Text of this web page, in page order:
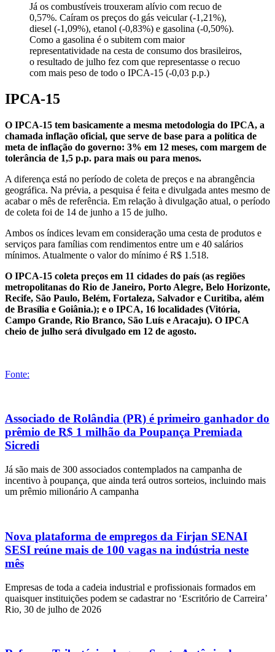
Já os combustíveis trouxeram alívio com recuo de
0,57%. Caíram os preços do gás veicular (-1,21%),
diesel (-1,09%), etanol (-0,83%) e gasolina (-0,50%).
Como a gasolina é o subitem com maior
representatividade na cesta de consumo dos brasileiros,
o resultado de julho fez com que representasse o recuo
com mais peso de todo o IPCA-15 (-0,03 p.p.)
IPCA-15
O IPCA-15 tem basicamente a mesma metodologia do IPCA, a
chamada inflação oficial, que serve de base para a política de
meta de inflação do governo: 3% em 12 meses, com margem de
tolerância de 1,5 p.p. para mais ou para menos.
A diferença está no período de coleta de preços e na abrangência
geográfica. Na prévia, a pesquisa é feita e divulgada antes mesmo de
acabar o mês de referência. Em relação à divulgação atual, o período
de coleta foi de 14 de junho a 15 de julho.
Ambos os índices levam em consideração uma cesta de produtos e
serviços para famílias com rendimentos entre um e 40 salários
mínimos. Atualmente o valor do mínimo é R$ 1.518.
O IPCA-15 coleta preços em 11 cidades do país (as regiões
metropolitanas do Rio de Janeiro, Porto Alegre, Belo Horizonte,
Recife, São Paulo, Belém, Fortaleza, Salvador e Curitiba, além
de Brasília e Goiânia.); e o IPCA, 16 localidades (Vitória,
Campo Grande, Rio Branco, São Luís e Aracaju). O IPCA
cheio de julho será divulgado em 12 de agosto.
Fonte:
Associado de Rolândia (PR) é primeiro ganhador do
prêmio de R$ 1 milhão da Poupança Premiada
Sicredi
Já são mais de 300 associados contemplados na campanha de
incentivo à poupança, que ainda terá outros sorteios, incluindo mais
um prêmio milionário A campanha
Nova plataforma de empregos da Firjan SENAI
SESI reúne mais de 100 vagas na indústria neste
mês
Empresas de toda a cadeia industrial e profissionais formados em
quaisquer instituições podem se cadastrar no ‘Escritório de Carreira’
Rio, 30 de julho de 2026